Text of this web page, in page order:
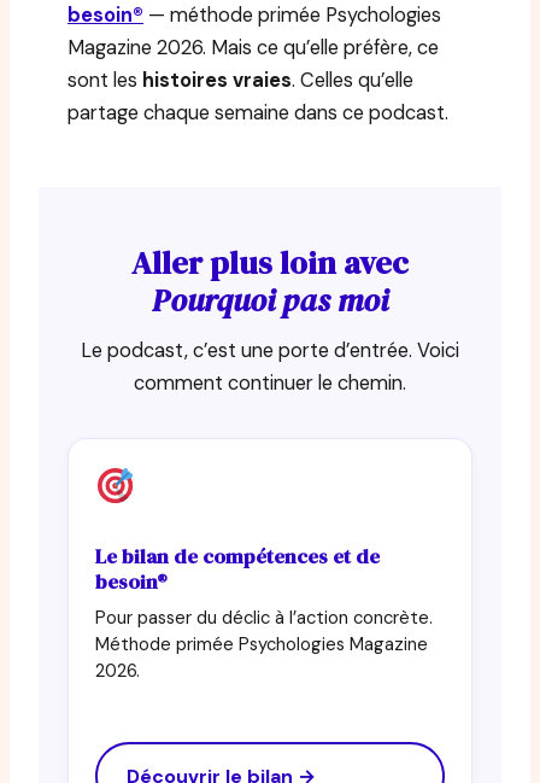
besoin® — méthode primée Psychologies
Magazine 2026. Mais ce qu’elle préfère, ce
sont les histoires vraies. Celles qu’elle
partage chaque semaine dans ce podcast.
Aller plus loin avec
Pourquoi pas moi
Le podcast, c’est une porte d’entrée. Voici
comment continuer le chemin.
Le bilan de compétences et de
besoin®
Pour passer du déclic à l’action concrète.
Méthode primée Psychologies Magazine
2026.
Découvrir le bilan →